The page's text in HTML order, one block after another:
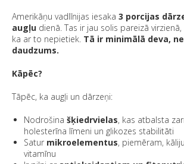
Amerikāņu vadlīnijas iesaka 3 porcijas
augļu dienā. Tas ir jau solis pareizā
ka ar to nepietiek. Tā ir minimālā deva,
daudzums.
Kāpēc?
Tāpēc, ka augļi un dārzeņi:
Nodrošina šķiedrvielas, kas atbalsta
holesterīna līmeni un glikozes stabilitāti
Satur mikroelementus, piemēram,
vitamīnu